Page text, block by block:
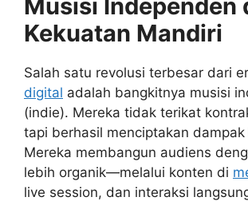
Musisi Independen
Kekuatan Mandiri
Salah satu revolusi terbesar dari
digital adalah bangkitnya musisi
(indie). Mereka tidak terikat
tapi berhasil menciptakan
Mereka membangun audiens
lebih organik—melalui konten di
live session, dan interaksi